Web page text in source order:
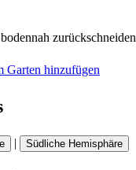
zurückschneiden
Garten hinzufügen
| Südliche Hemisphäre